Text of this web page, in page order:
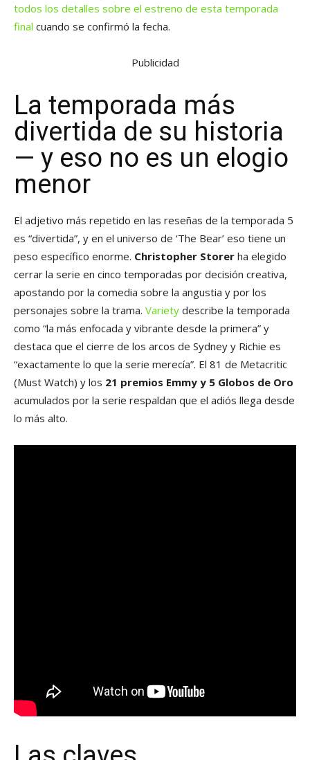
todos los detalles sobre el estreno de esta temporada
final cuando se confirmó la fecha.
Publicidad
La temporada más
divertida de su historia
— y eso no es un elogio
menor
El adjetivo más repetido en las reseñas de la temporada 5
es “divertida”, y en el universo de ‘The Bear’ eso tiene un
peso específico enorme. Christopher Storer ha elegido
cerrar la serie en cinco temporadas por decisión creativa,
apostando por la comedia sobre la angustia y por los
personajes sobre la trama. Variety describe la temporada
como “la más enfocada y vibrante desde la primera” y
destaca que el cierre de los arcos de Sydney y Richie es
“exactamente lo que la serie merecía”. El 81 de Metacritic
(Must Watch) y los 21 premios Emmy y 5 Globos de Oro
acumulados por la serie respaldan que el adiós llega desde
lo más alto.